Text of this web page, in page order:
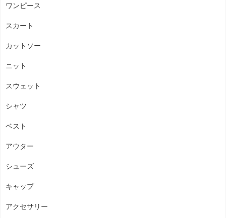
ワンピース
スカート
カットソー
ニット
スウェット
シャツ
ベスト
アウター
シューズ
キャップ
アクセサリー